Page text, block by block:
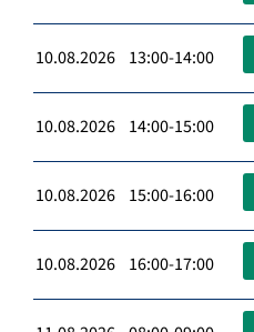
10.08.2026 13:00-14:00
10.08.2026 14:00-15:00
10.08.2026 15:00-16:00
10.08.2026 16:00-17:00